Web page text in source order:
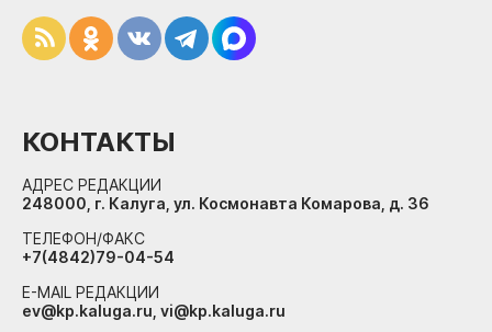
КОНТАКТЫ
АДРЕС РЕДАКЦИИ
248000, г. Калуга, ул. Космонавта Комарова, д. 36
ТЕЛЕФОН/ФАКС
+7(4842)79-04-54
E-MAIL РЕДАКЦИИ
ev@kp.kaluga.ru, vi@kp.kaluga.ru